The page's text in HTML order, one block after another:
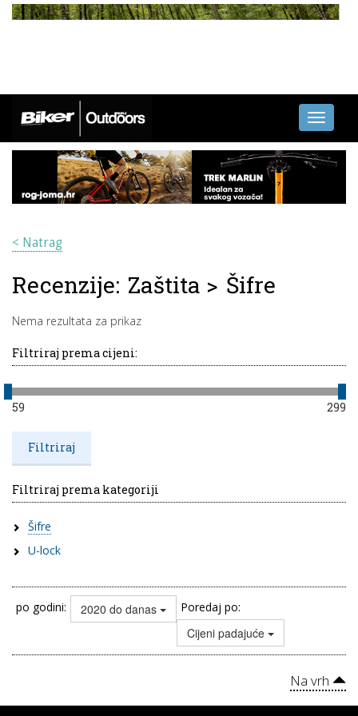
Toggle
< Natrag
Recenzije: Zaštita > Šifre
Nema rezultata za prikaz
Filtriraj prema cijeni:
59 299
Filtriraj prema kategoriji
Šifre
U-lock
po godini: 2020 do danas Poredaj po:
Cijeni padajuće
Na vrh